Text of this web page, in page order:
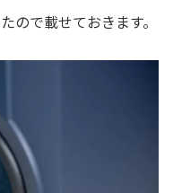
ので載せておきます。